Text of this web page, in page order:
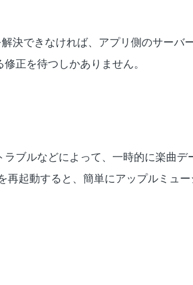
決できなければ、アプリ側のサーバ
正を待つしかありません。
ブルなどによって、一時的に楽曲デ
起動すると、簡単にアップルミュ